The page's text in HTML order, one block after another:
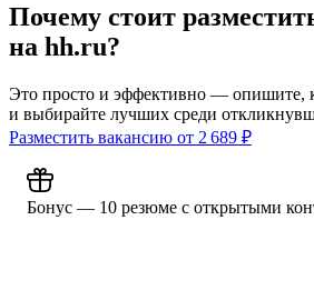
Почему стоит
на hh.ru?
Это просто и эффективно — опишите,
и выбирайте лучших среди
Разместить вакансию от 2 689 ₽
Бонус — 10 резюме с открытыми